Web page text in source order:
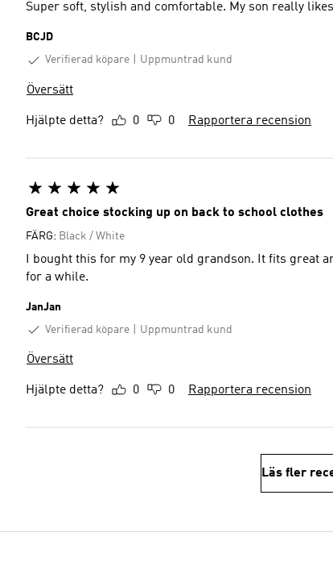
Super soft, stylish and comfortable. My son really
BCJD
Verifierad köpare
Uppmuntrad kund
Översätt
Hjälpte detta? 0 0 Rapportera recension
Great choice stocking up on back to school clothes
FÄRG: Black / White
I bought this for my 9 year old grandson. It fits great
for a while.
JanJan
Verifierad köpare
Uppmuntrad kund
Översätt
Hjälpte detta? 0 0 Rapportera recension
Läs fler